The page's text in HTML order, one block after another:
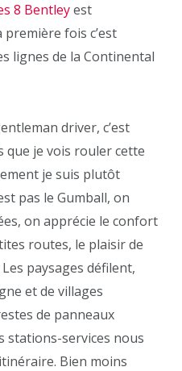
8 Bentleyest
fois c’est
lignes de la Continental
driver, c’est
je vois rouler cette
je suis plutôt
pas le Gumball, on
on apprécie le confort
routes, le plaisir de
paysages défilent,
et de villages
de panneaux
stations-services nous
Bien moins